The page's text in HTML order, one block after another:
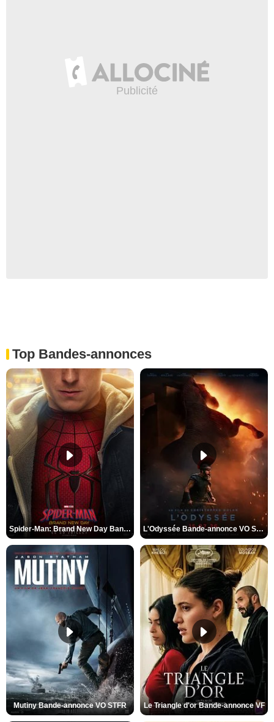
Top Bandes-annonces
Spider-Man: Brand New Day Bande-annonce VO STFR L'Odyssée Bande-annonce VO STFR
Mutiny Bande-annonce VO STFR Le Triangle d'or Bande-annonce VF